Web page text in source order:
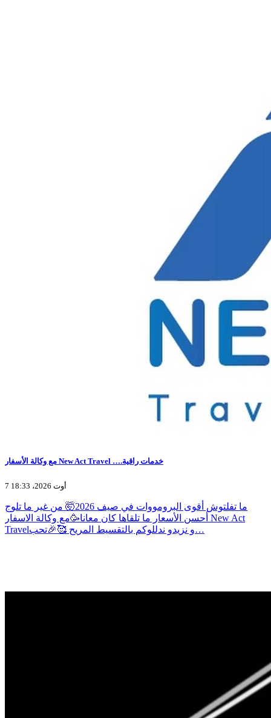
مع وكالة الأسفار New Act Travel ….خدمات راقية
7 أوت 2026، 18:33
ما تفلتوش أقوى البرومووات في صيف 2026🤯 من غير ما تلوج
أحسن الأسعار ما تلقاها كان معانا🥳مع وكالة الاسفار New Act
Travelو نزيدو ندللوكم بالتقسيط المريح 🥰🎉تحب…